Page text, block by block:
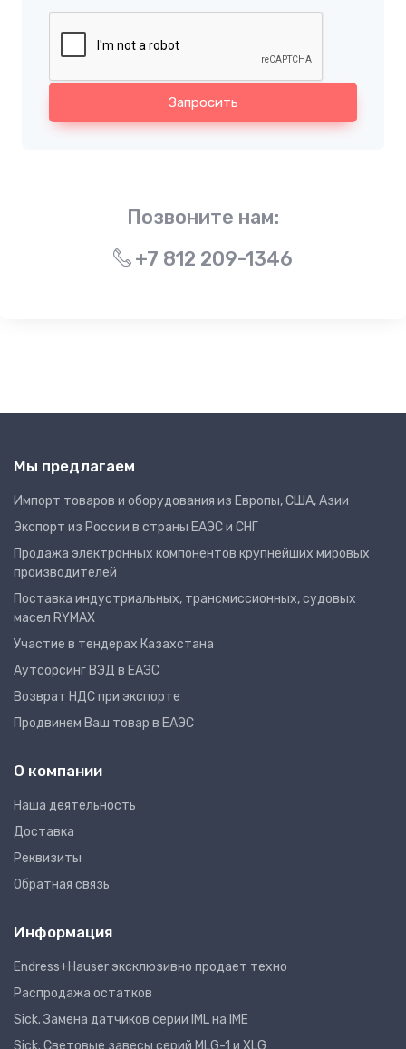
Запросить
Позвоните нам:
+7 812 209-1346
Мы предлагаем
Импорт товаров и оборудования из Европы, США, Азии
Экспорт из России в страны ЕАЭС и СНГ
Продажа электронных компонентов крупнейших мировых
производителей
Поставка индустриальных, трансмиссионных, судовых
масел RYMAX
Участие в тендерах Казахстана
Аутсорсинг ВЭД в ЕАЭС
Возврат НДС при экспорте
Продвинем Ваш товар в ЕАЭС
О компании
Наша деятельность
Доставка
Реквизиты
Обратная связь
Информация
Endress+Hauser эксклюзивно продает техно
Распродажа остатков
Sick. Замена датчиков серии IML на IME